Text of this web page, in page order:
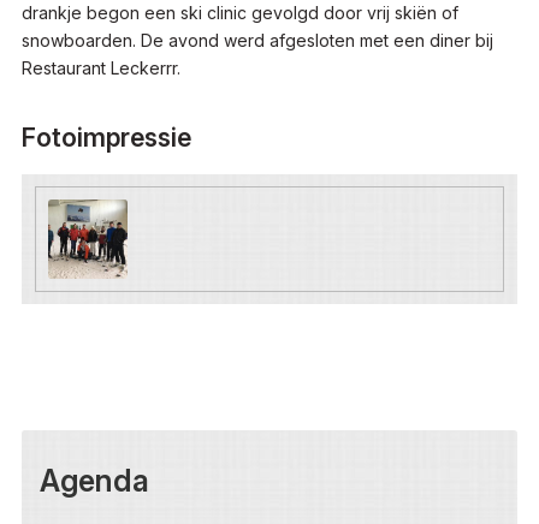
drankje begon een ski clinic gevolgd door vrij skiën of
snowboarden. De avond werd afgesloten met een diner bij
Restaurant Leckerrr.
Fotoimpressie
Agenda